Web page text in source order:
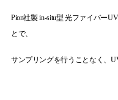
Pion社製in-situ型 光ファイバーUV
とで、
サンプリングを行うことなく、